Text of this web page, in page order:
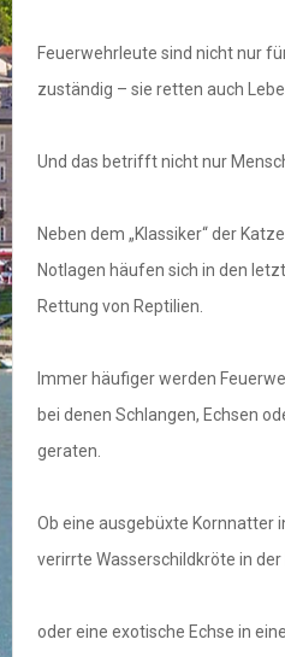
Feuerwehrleute sind nicht nur
zuständig – sie retten auch
Und das betrifft nicht nur
Neben dem „Klassiker“ der
Notlagen häufen sich in den
Rettung von Reptilien.
Immer häufiger werden
bei denen Schlangen, Echsen
geraten.
Ob eine ausgebüxte Kornnatter
verirrte Wasserschildkröte in der
oder eine exotische Echse in